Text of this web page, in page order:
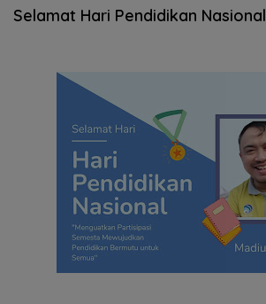
Selamat Hari Pendidikan Nasional